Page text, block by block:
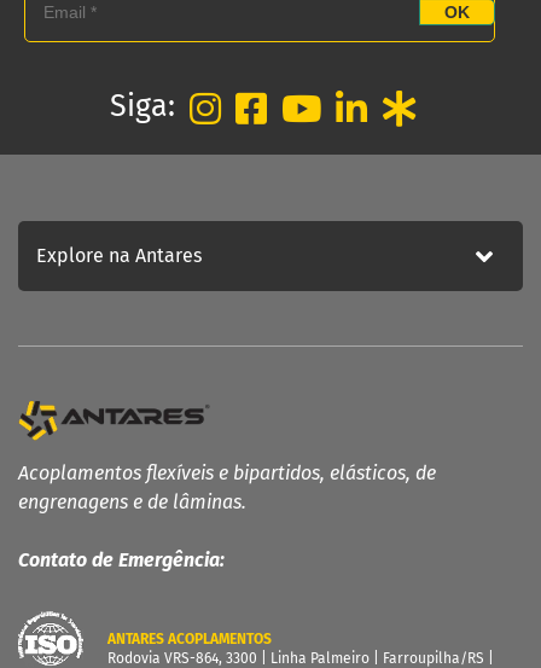
OK
Siga:
Acoplamentos flexíveis e bipartidos, elásticos, de
engrenagens e de lâminas.
Contato de Emergência:
ANTARES ACOPLAMENTOS
Rodovia VRS-864, 3300 | Linha Palmeiro | Farroupilha/RS |
Explore na Antares